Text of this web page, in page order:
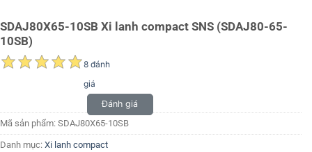
SDAJ80X65-10SB Xi lanh compact SNS (SDAJ80-65-
10SB)
8 đánh
giá
Đánh giá
Mã sản phẩm: SDAJ80X65-10SB
Danh mục: Xi lanh compact